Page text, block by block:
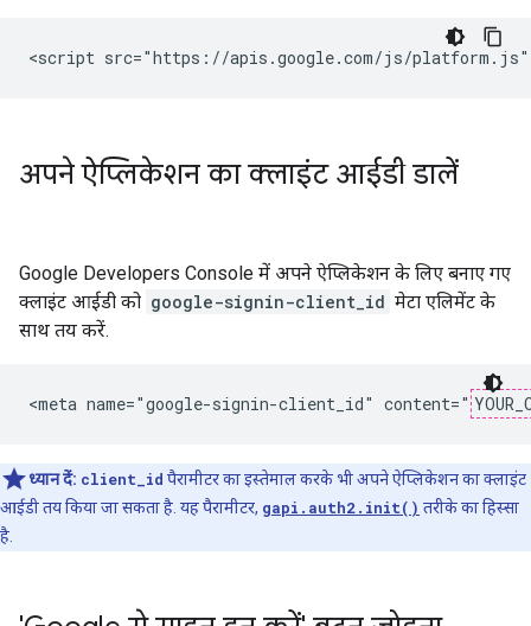
अपने ऐप्लिकेशन का क्लाइंट आईडी डालें
Google Developers Console में अपने ऐप्लिकेशन के लिए बनाए गए
क्लाइंट आईडी को google-signin-client_id मेटा एलिमेंट के
साथ तय करें.
<meta name="google-signin-client_id" content="
ध्यान दें: client_id पैरामीटर का इस्तेमाल करके भी अपने ऐप्लिकेशन का क्लाइंट
आईडी तय किया जा सकता है. यह पैरामीटर, gapi.auth2.init() तरीके का हिस्सा
है.